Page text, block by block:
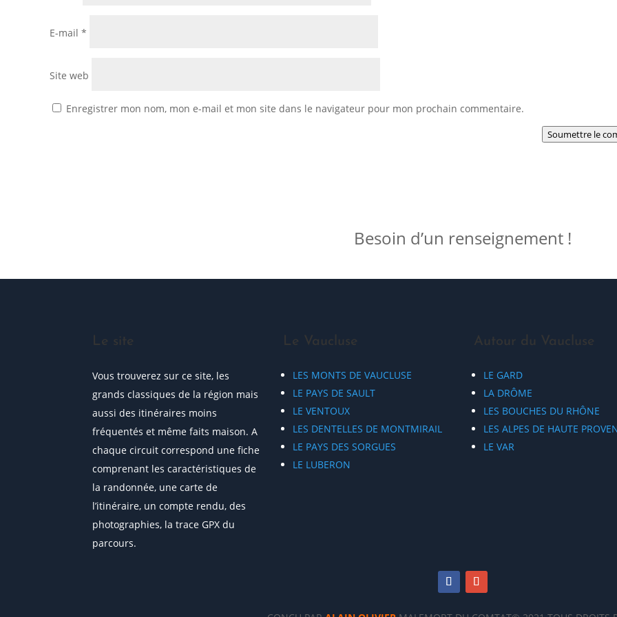
E-mail *
Site web
Enregistrer mon nom, mon e-mail et mon site dans le navigateur pour mon prochain commentaire.
Soumettre le
Besoin d’un renseignement !
Le site
Vous trouverez sur ce site, les
grands classiques de la région mais
aussi des itinéraires moins
fréquentés et même faits maison. A
chaque circuit correspond une fiche
comprenant les caractéristiques de
la randonnée, une carte de
l’itinéraire, un compte rendu, des
photographies, la trace GPX du
parcours.
Le Vaucluse
LES MONTS DE VAUCLUSE
LE PAYS DE SAULT
LE VENTOUX
LES DENTELLES DE MONTMIRAIL
LE PAYS DES SORGUES
LE LUBERON
Autour du Vaucluse
LE GARD
LA DRÔME
LES BOUCHES DU RHÔNE
LES ALPES DE HAUTE
LE VAR